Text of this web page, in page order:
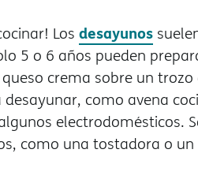
Los desayunos
5 o 6 años pueden
crema sobre un trozo
como avena
electrodomésticos.
como una tostadora o